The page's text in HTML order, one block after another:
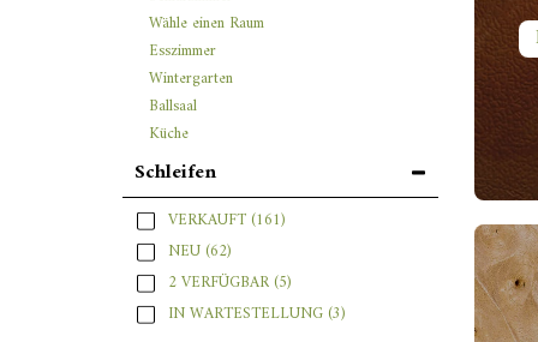
Wähle einen Raum
Esszimmer
Wintergarten
Ballsaal
Küche
Schleifen
VERKAUFT(161)
NEU(62)
2 VERFÜGBAR(5)
IN WARTESTELLUNG(3)